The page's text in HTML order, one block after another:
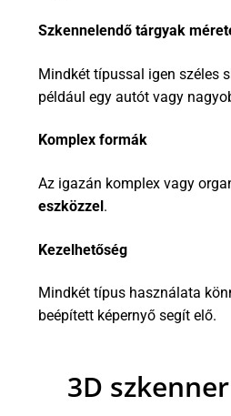
Szkennelendő tárgyak
Mindkét típussal igen széles
például egy autót vagy
Komplex formák
Az igazán komplex vagy
eszközzel.
Kezelhetőség
Mindkét típus használata
beépített képernyő segít elő.
3D